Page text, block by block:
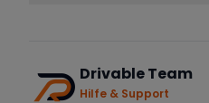
Drivable Team
Hilfe & Support